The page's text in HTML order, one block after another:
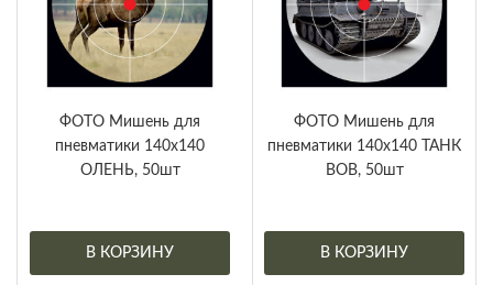
ФОТО Мишень для
пневматики 140х140
ОЛЕНЬ, 50шт
В КОРЗИНУ
ФОТО Мишень для
пневматики 140х140 ТАНК
ВОВ, 50шт
В КОРЗИНУ